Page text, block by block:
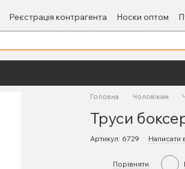
Реєстрація контрагента Носки оптом
Головна Чоловікам
Труси
Артикул: 6729 Написати
Порівняти